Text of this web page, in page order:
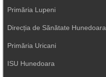
Primăria Lupeni
Direcția de Sănătate Hunedoara
Primăria Uricani
ISU Hunedoara